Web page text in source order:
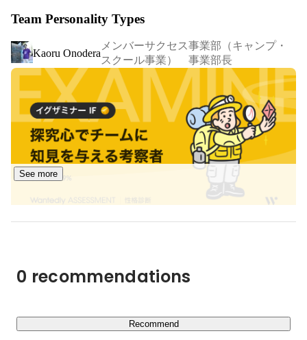
全社員のDX化を目指す企業のデジタル人材研修「DXレデ
https://dx.life-is-tech.com/
【学習塾向けSaaS】
https://juku.lifeistech-lesson.jp/
【中高生向けIT・プログラミングイベント】
IT・プログラミングキャンプ＆スクール「Life is Tech !
2022年には、社会・環境といった分野で高い公益性を実
教育を通じて子どもたちの未来と社会課題へ取り組む企業
として、ステークホルダーとともに次世代のための教育変
Team Personality Types
Kaoru Onodera
メンバーサクセス事業部（キャンプ・
スクール事業） 事業部長
See more
0 recommendations
Recommend